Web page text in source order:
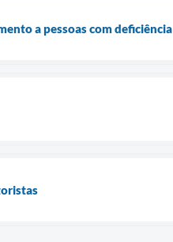
a pessoas com deficiência